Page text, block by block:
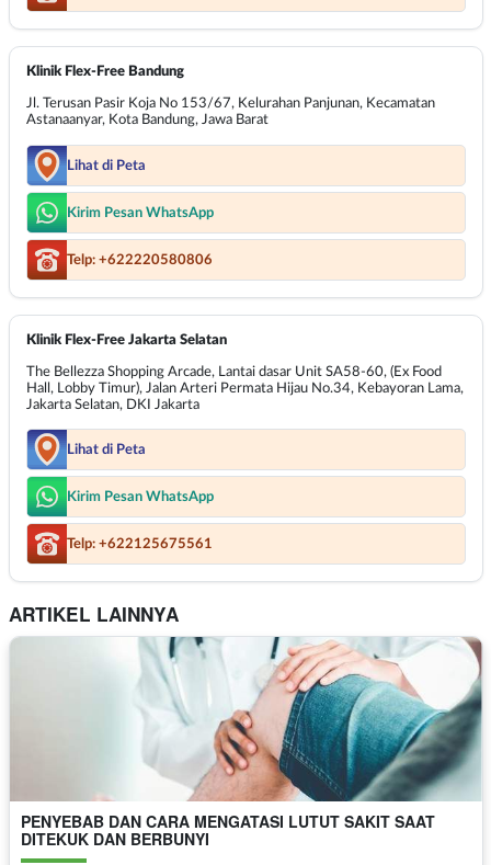
Klinik Flex-Free Bandung
Jl. Terusan Pasir Koja No 153/67, Kelurahan Panjunan, Kecamatan
Astanaanyar, Kota Bandung, Jawa Barat
Lihat di Peta
Kirim Pesan WhatsApp
Telp: +622220580806
Klinik Flex-Free Jakarta Selatan
The Bellezza Shopping Arcade, Lantai dasar Unit SA58-60, (Ex Food
Hall, Lobby Timur), Jalan Arteri Permata Hijau No.34, Kebayoran Lama,
Jakarta Selatan, DKI Jakarta
Lihat di Peta
Kirim Pesan WhatsApp
Telp: +622125675561
ARTIKEL LAINNYA
PENYEBAB DAN CARA MENGATASI LUTUT SAKIT SAAT
DITEKUK DAN BERBUNYI